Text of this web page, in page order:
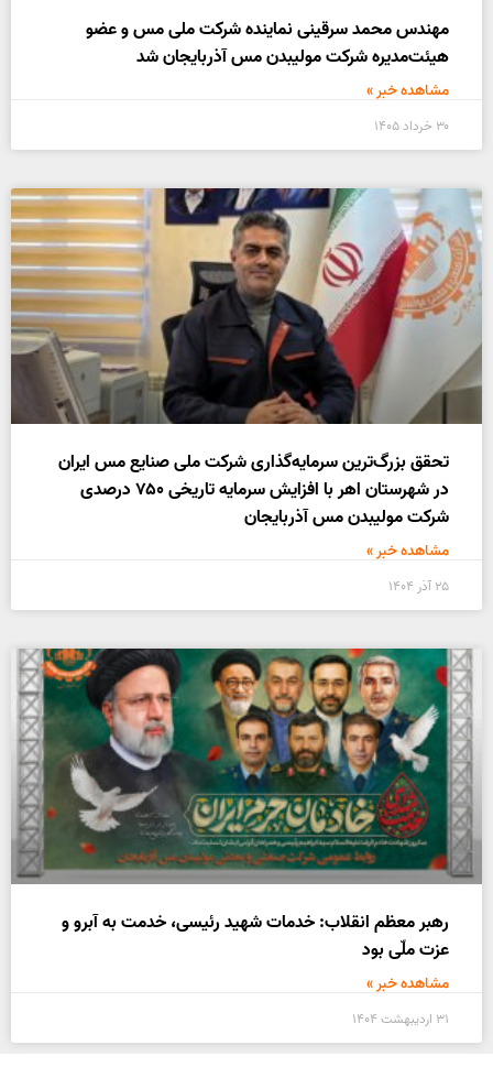
مهندس محمد سرقینی نماینده شرکت ملی مس و عضو
هیئت‌مدیره شرکت مولیبدن مس آذربایجان شد
مشاهده خبر »
۳۰ خرداد ۱۴۰۵
تحقق بزرگ‌ترین سرمایه‌گذاری شرکت ملی صنایع مس ایران
در شهرستان اهر با افزایش سرمایه تاریخی ۷۵۰ درصدی
شرکت مولیبدن مس آذربایجان
مشاهده خبر »
۲۵ آذر ۱۴۰۴
رهبر معظم انقلاب: خدمات شهید رئیسی، خدمت به آبرو و
عزت ملّی بود
مشاهده خبر »
۳۱ اردیبهشت ۱۴۰۴